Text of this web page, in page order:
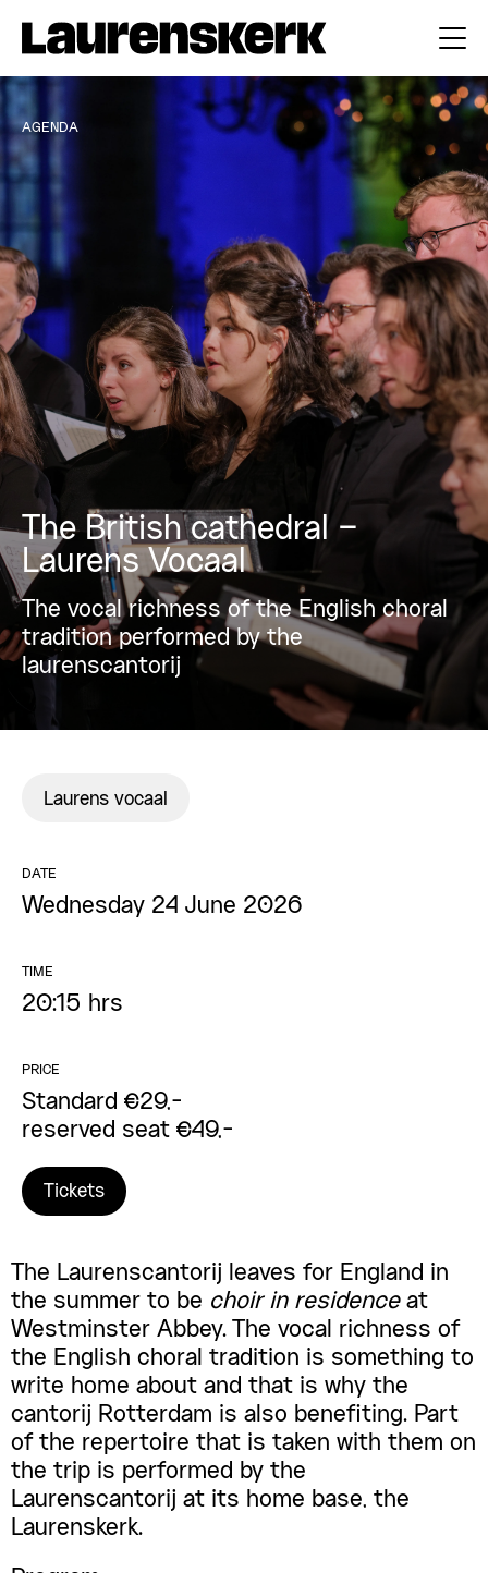
AGENDA
The British cathedral –
Laurens Vocaal
The vocal richness of the English choral
tradition performed by the
laurenscantorij
Laurens vocaal
DATE
Wednesday 24 June 2026
TIME
20:15 hrs
PRICE
Standard €29,-
reserved seat €49,-
Tickets
The Laurenscantorij leaves for England in
the summer to be choir in residenceat
Westminster Abbey. The vocal richness of
the English choral tradition is something to
write home about and that is why the
cantorij Rotterdam is also benefiting. Part
of the repertoire that is taken with them on
the trip is performed by the
Laurenscantorij at its home base, the
Laurenskerk.